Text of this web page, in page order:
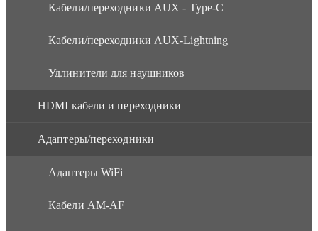
Кабели/переходники AUX - Type-C
Кабели/переходники AUX-Lightning
Удлинители для наушников
HDMI кабели и переходники
Адаптеры/переходники
Адаптеры WiFi
Кабели AM-AF